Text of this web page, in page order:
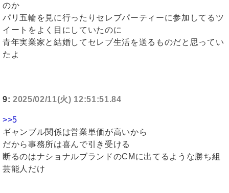
のか
パリ五輪を見に行ったりセレブパーティーに参加してるツ
イートをよく目にしていたのに
青年実業家と結婚してセレブ生活を送るものだと思ってい
たよ
9: 2025/02/11(火) 12:51:51.84
>>5
ギャンブル関係は営業単価が高いから
だから事務所は喜んで引き受ける
断るのはナショナルブランドのCMに出てるような勝ち組
芸能人だけ